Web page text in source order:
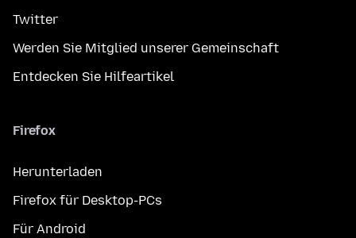
Twitter
Werden Sie Mitglied unserer Gemeinschaft
Entdecken Sie Hilfeartikel
Firefox
Herunterladen
Firefox für Desktop-PCs
Für Android